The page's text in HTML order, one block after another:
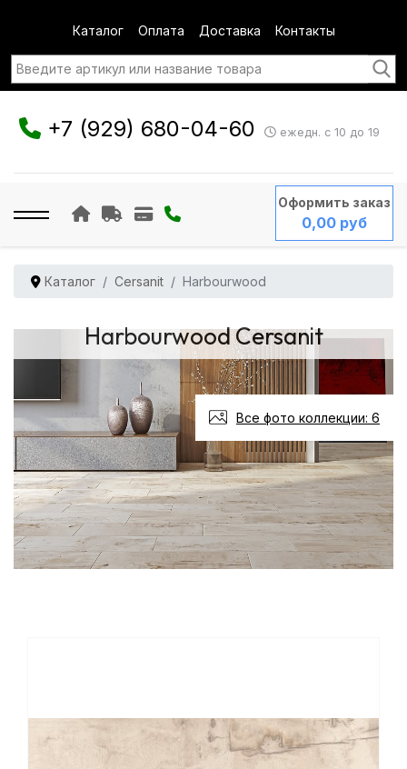
Каталог Оплата Доставка Контакты
+7 (929) 680-04-60 ежедн. с 10 до 19
Оформить заказ
0,00 руб
Каталог Cersanit Harbourwood
Harbourwood Cersanit
Все фото коллекции: 6